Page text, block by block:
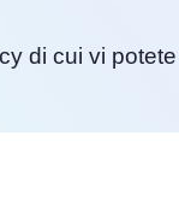
di cui vi